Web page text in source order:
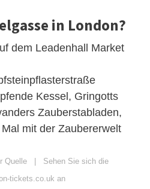
in London?
dem Leadenhall Market
Kessel, Gringotts
Zauberstabladen,
mit der Zaubererwelt
Quelle | Sehen Sie sich die
tickets.co.uk an